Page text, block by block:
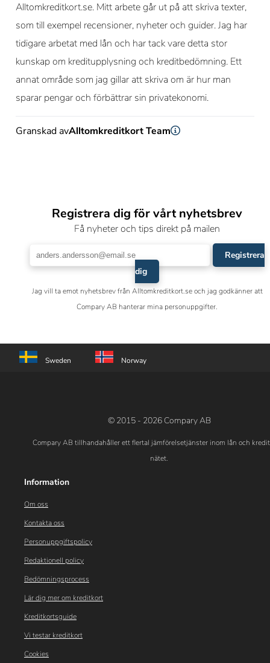
Alltomkreditkort.se. Mitt arbete går ut på att skriva texter,
som till exempel recensioner, nyheter och guider. Jag har
tidigare arbetat med lån och har tack vare detta stor
kunskap om kreditupplysning och kreditbedömning. Ett
annat område som jag gillar att skriva om är hur man
sparar pengar och förbättrar sin privatekonomi.
Granskad avAlltomkreditkort Team
Registrera dig för vårt nyhetsbrev
Få nyheter och tips direkt på mailen
Registrera
dig
Jag vill ta emot nyhetsbrev från Alltomkreditkort.se och jag godkänner att
Compary AB hanterar mina personuppgifter.
Sweden Norway
© 2015 - 2026 Compary AB
Compary AB tillhandahåller ett flertal jämförelsetjänster inom lån och
nätet.
Information
Om oss
Kontakta oss
Personuppgiftspolicy
Redaktionell policy
Bedömningsprocess
Lär dig mer om kreditkort
Kreditkortsguide
Vi testar kreditkort
Cookies